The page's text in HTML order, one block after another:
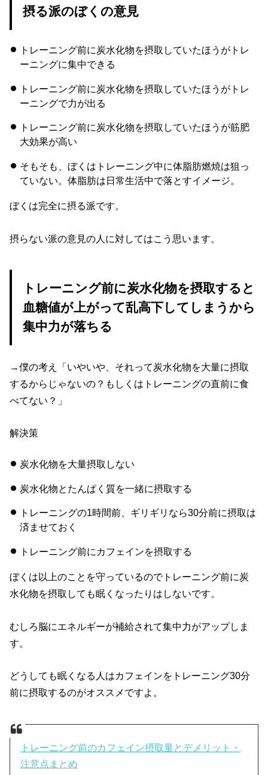
摂る派のぼくの意見
トレーニング前に炭水化物を摂取していたほうがトレ
ーニングに集中できる
トレーニング前に炭水化物を摂取していたほうがトレ
ーニングで力が出る
トレーニング前に炭水化物を摂取していたほうが筋肥
大効果が高い
そもそも、ぼくはトレーニング中に体脂肪燃焼は狙っ
ていない。体脂肪は日常生活中で落とすイメージ。
ぼくは完全に摂る派です。
摂らない派の意見の人に対してはこう思います。
トレーニング前に炭水化物を摂取すると
血糖値が上がって乱高下してしまうから
集中力が落ちる
→僕の考え「いやいや、それって炭水化物を大量に摂取
するからじゃないの？もしくはトレーニングの直前に食
べてない？」
解決策
炭水化物を大量摂取しない
炭水化物とたんぱく質を一緒に摂取する
トレーニングの1時間前、ギリギリなら30分前に摂取は
済ませておく
トレーニング前にカフェインを摂取する
ぼくは以上のことを守っているのでトレーニング前に炭
水化物を摂取しても眠くなったりはしないです。
むしろ脳にエネルギーが補給されて集中力がアップしま
す。
どうしても眠くなる人はカフェインをトレーニング30分
前に摂取するのがオススメですよ。
トレーニング前のカフェイン摂取量とデメリット・
注意点まとめ